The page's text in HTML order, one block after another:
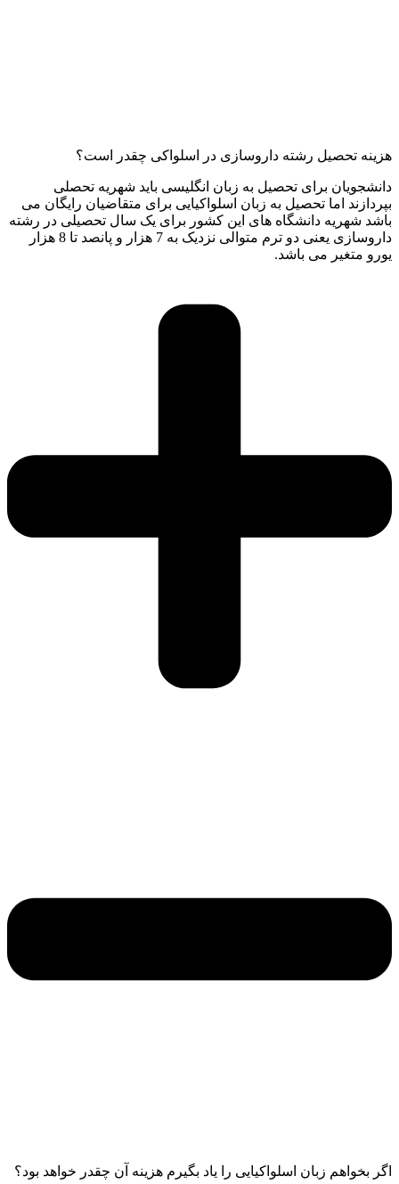
هزینه تحصیل رشته داروسازی در اسلواکی چقدر است؟
دانشجویان برای تحصیل به زبان انگلیسی باید شهریه تحصلی
بپردازند اما تحصیل به زبان اسلواکیایی برای متقاضیان رایگان می
باشد شهریه دانشگاه های این کشور برای یک سال تحصیلی در رشته
داروسازی یعنی دو ترم متوالی نزدیک به 7 هزار و پانصد تا 8 هزار
یورو متغیر می باشد.
اگر بخواهم زبان اسلواکیایی را یاد بگیرم هزینه آن چقدر خواهد بود؟